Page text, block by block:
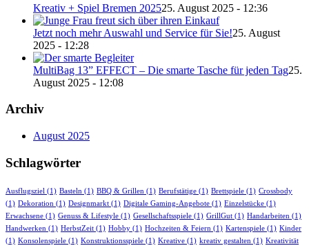
Kreativ + Spiel Bremen 202525. August 2025 - 12:36
Jetzt noch mehr Auswahl und Service für Sie!25. August
2025 - 12:28
MultiBag 13” EFFECT – Die smarte Tasche für jeden Tag25.
August 2025 - 12:08
Archiv
August 2025
Schlagwörter
Ausflugsziel (1) Basteln (1) BBQ & Grillen (1) Berufstätige (1) Brettspiele (1) Crossbody
(1) Dekoration (1) Designmarkt (1) Digitale Gaming-Angebote (1) Einzelstücke (1)
Erwachsene (1) Genuss & Lifestyle (1) Gesellschaftsspiele (1) GrillGut (1) Handarbeiten (1)
Handwerken (1) HerbstZeit (1) Hobby (1) Hochzeiten & Feiern (1) Kartenspiele (1) Kinder
(1) Konsolenspiele (1) Konstruktionsspiele (1) Kreative (1) kreativ gestalten (1) Kreativität